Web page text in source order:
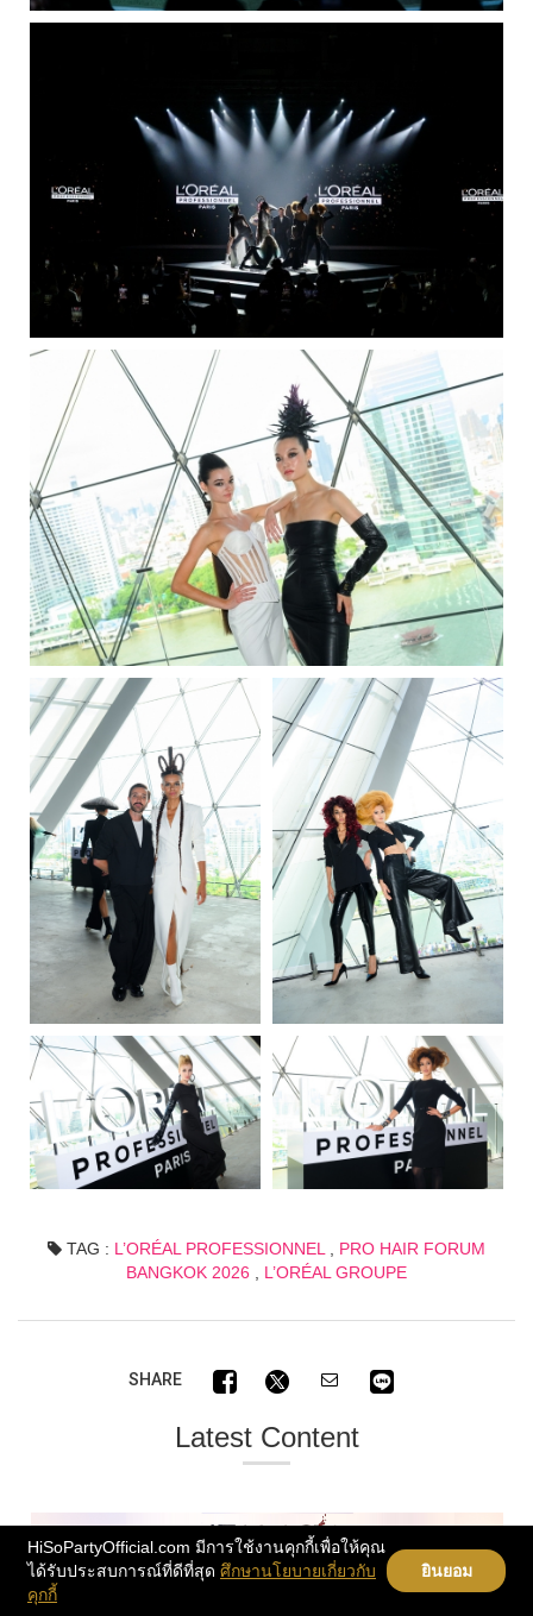
TAG : L’ORÉAL PROFESSIONNEL, PRO HAIR FORUM
BANGKOK 2026 , L’ORÉAL GROUPE
SHARE
Latest Content
HiSoPartyOfficial.com มีการใช้งานคุกกี้เพื่อให้คุณ
ได้รับประสบการณ์ที่ดีที่สุด ศึกษานโยบายเกี่ยวกับ
คุกกี้
ยินยอม